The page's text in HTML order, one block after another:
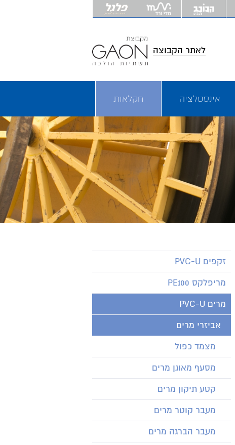
לאתר הקבוצה
אינסטלציה חקלאות
זקפים PVC-U
מריפלקס PE100
מרים PVC-U
אביזרי מרים
מצמד כפול
מסעף מאוגן מרים
קטע תיקון מרים
מעבר קוטר מרים
מעבר הברגה מרים